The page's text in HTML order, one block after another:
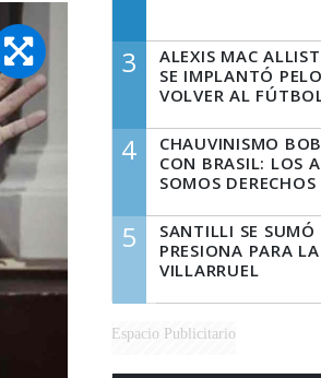
3
ALEXIS MAC
SE IMPLANTÓ
VOLVER AL
4
CHAUVINISMO
CON BRASIL: LOS
SOMOS
5
SANTILLI SE
PRESIONA PARA
VILLARRUEL
Espacio Publicitario